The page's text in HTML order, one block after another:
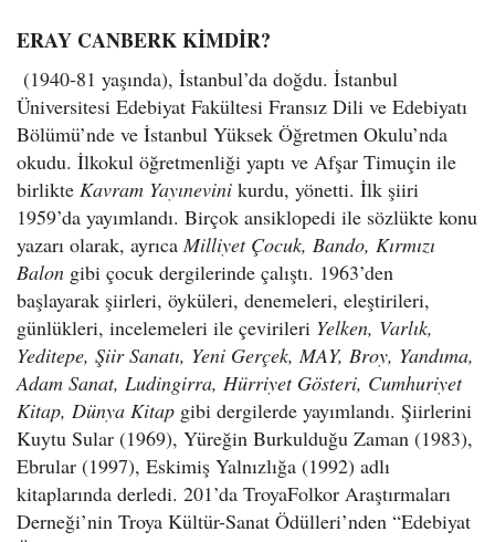
ERAY CANBERK KİMDİR?
(1940-81 yaşında), İstanbul’da doğdu. İstanbul
Üniversitesi Edebiyat Fakültesi Fransız Dili ve Edebiyatı
Bölümü’nde ve İstanbul Yüksek Öğretmen Okulu’nda
okudu. İlkokul öğretmenliği yaptı ve Afşar Timuçin ile
birlikte Kavram Yayınevini kurdu, yönetti. İlk şiiri
1959’da yayımlandı. Birçok ansiklopedi ile sözlükte konu
yazarı olarak, ayrıcaMilliyet Çocuk, Bando, Kırmızı
Balon gibi çocuk dergilerinde çalıştı. 1963’den
başlayarak şiirleri, öyküleri, denemeleri, eleştirileri,
günlükleri, incelemeleri ile çevirileri Yelken, Varlık,
Yeditepe, Şiir Sanatı, Yeni Gerçek, MAY, Broy, Yandıma,
Adam Sanat, Ludingirra, Hürriyet Gösteri, Cumhuriyet
Kitap, Dünya Kitap gibi dergilerde yayımlandı. Şiirlerini
Kuytu Sular (1969), Yüreğin Burkulduğu Zaman (1983),
Ebrular (1997), Eskimiş Yalnızlığa (1992) adlı
kitaplarında derledi. 201’da TroyaFolkor Araştırmaları
Derneği’nin Troya Kültür-Sanat Ödülleri’nden “Edebiyat